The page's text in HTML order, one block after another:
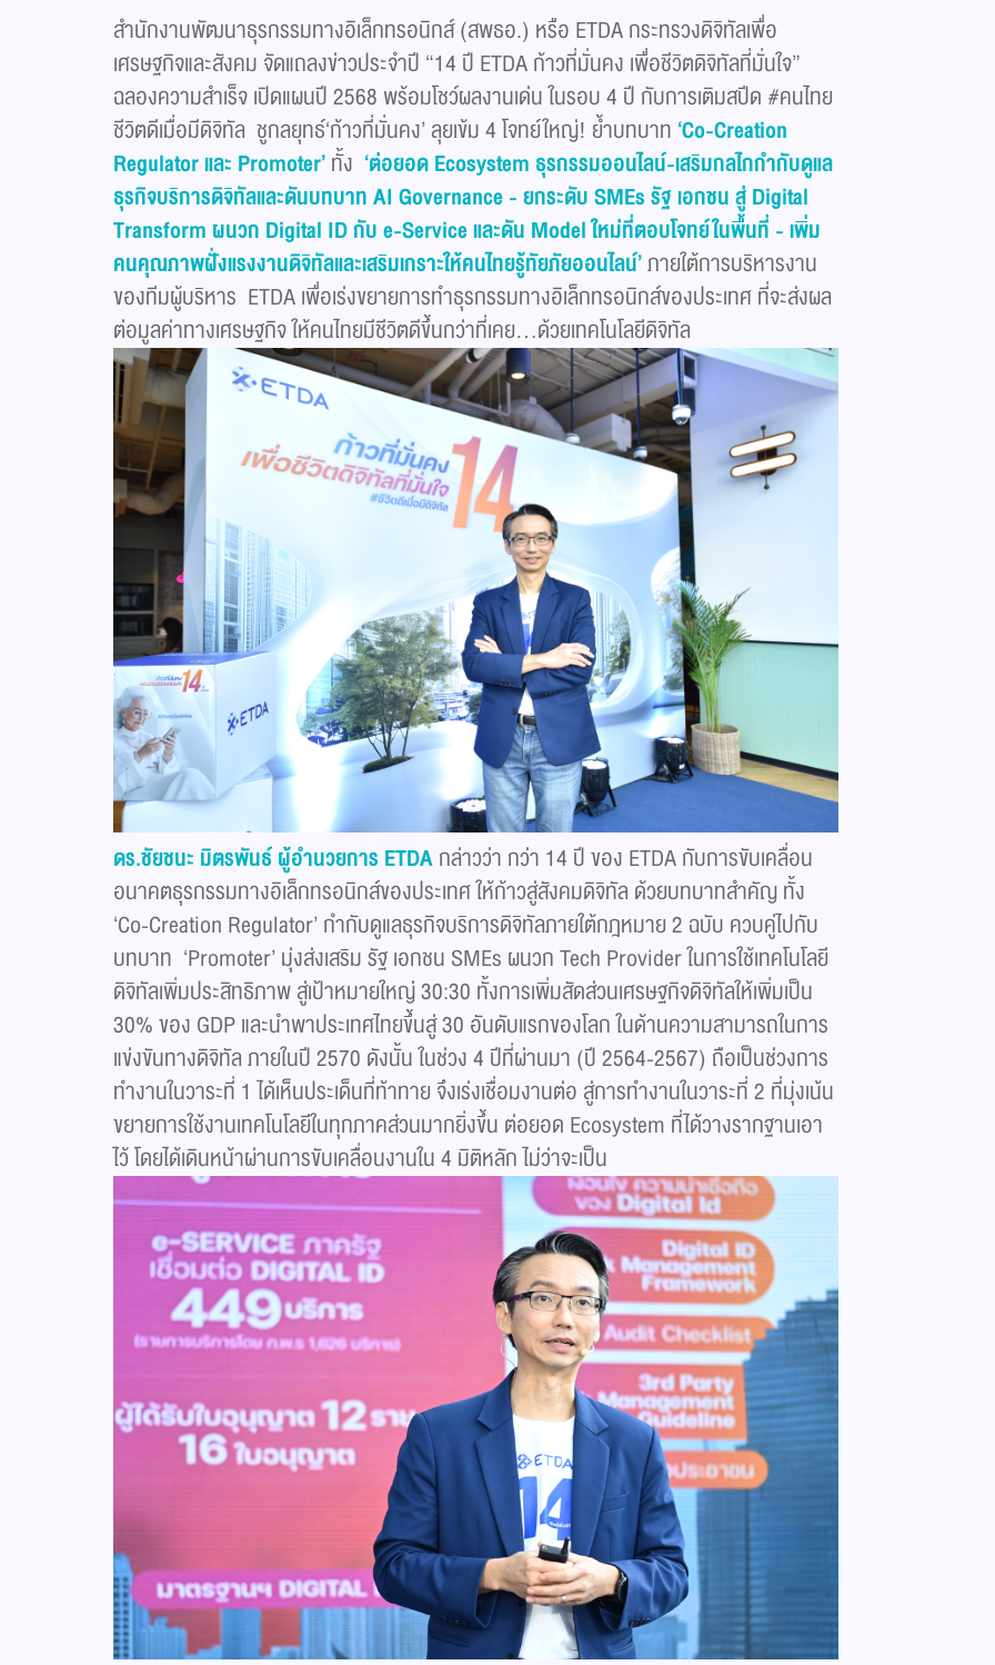
สำนักงานพัฒนาธุรกรรมทางอิเล็กทรอนิกส์ (สพธอ.) หรือ ETDA กระทรวงดิจิทัลเพื่อ
เศรษฐกิจและสังคม จัดแถลงข่าวประจำปี “14 ปี ETDA ก้าวที่มั่นคง เพื่อชีวิตดิจิทัลที่มั่นใจ”
ฉลองความสำเร็จ เปิดแผนปี 2568 พร้อมโชว์ผลงานเด่น ในรอบ 4 ปี กับการเติมสปีด #คนไทย
ชีวิตดีเมื่อมีดิจิทัล ชูกลยุทธ์‘ก้าวที่มั่นคง’ ลุยเข้ม 4 โจทย์ใหญ่! ย้ำบทบาท ‘Co-Creation
Regulatorและ Promoter’ทั้ง ‘ต่อยอดEcosystem ธุรกรรมออนไลน์-เสริมกลไกกำกับดูแล
ธุรกิจบริการดิจิทัลและดันบทบาทAI Governance -ยกระดับSMEsรัฐ เอกชน สู่Digital
Transform ผนวก Digital IDกับe-Serviceและดัน Modelใหม่ที่ตอบโจทย์ในพื้นที่ - เพิ่ม
คนคุณภาพฝั่งแรงงานดิจิทัลและเสริมเกราะให้คนไทยรู้ทัยภัยออนไลน์’ภายใต้การบริหารงาน
ของทีมผู้บริหาร ETDA เพื่อเร่งขยายการทำธุรกรรมทางอิเล็กทรอนิกส์ของประเทศ ที่จะส่งผล
ต่อมูลค่าทางเศรษฐกิจ ให้คนไทยมีชีวิตดีขึ้นกว่าที่เคย…ด้วยเทคโนโลยีดิจิทัล
ดร.ชัยชนะ มิตรพันธ์ ผู้อำนวยการ ETDAกล่าวว่า กว่า 14 ปี ของ ETDA กับการขับเคลื่อน
อนาคตธุรกรรมทางอิเล็กทรอนิกส์ของประเทศ ให้ก้าวสู่สังคมดิจิทัล ด้วยบทบาทสำคัญ ทั้ง
‘Co-Creation Regulator’ กำกับดูแลธุรกิจบริการดิจิทัลภายใต้กฎหมาย 2 ฉบับ ควบคู่ไปกับ
บทบาท ‘Promoter’ มุ่งส่งเสริม รัฐ เอกชน SMEs ผนวก Tech Provider ในการใช้เทคโนโลยี
ดิจิทัลเพิ่มประสิทธิภาพ สู่เป้าหมายใหญ่ 30:30 ทั้งการเพิ่มสัดส่วนเศรษฐกิจดิจิทัลให้เพิ่มเป็น
30% ของ GDP และนำพาประเทศไทยขึ้นสู่ 30 อันดับแรกของโลก ในด้านความสามารถในการ
แข่งขันทางดิจิทัล ภายในปี 2570 ดังนั้น ในช่วง 4 ปีที่ผ่านมา (ปี 2564-2567) ถือเป็นช่วงการ
ทำงานในวาระที่ 1 ได้เห็นประเด็นที่ท้าทาย จึงเร่งเชื่อมงานต่อ สู่การทำงานในวาระที่ 2 ที่มุ่งเน้น
ขยายการใช้งานเทคโนโลยีในทุกภาคส่วนมากยิ่งขึ้น ต่อยอด Ecosystem ที่ได้วางรากฐานเอา
ไว้ โดยได้เดินหน้าผ่านการขับเคลื่อนงานใน 4 มิติหลัก ไม่ว่าจะเป็น